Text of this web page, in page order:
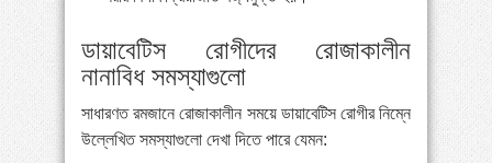
ডায়াবেটিস রোগীদের রোজাকালীন
নানাবিধ সমস্যাগুলো
সাধারণত রমজানে রোজাকালীন সময়ে ডায়াবেটিস রোগীর নিম্নে
উল্লেখিত সমস্যাগুলো দেখা দিতে পারে যেমন: